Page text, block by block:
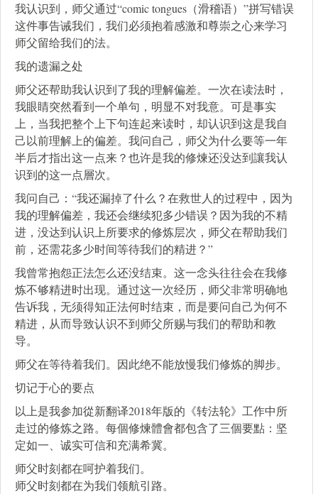
我认识到，师父通过“comic tongues（滑稽语）”拼写错误
这件事告诫我们，我们必须抱着感激和尊崇之心来学习
师父留给我们的法。
我的遗漏之处
师父还帮助我认识到了我的理解偏差。一次在读法时，
我眼睛突然看到一个单句，明显不对我意。可是事实
上，当我把整个上下句连起来读时，却认识到这是我自
己以前理解上的偏差。我问自己，师父为什么要等一年
半后才指出这一点来？也许是我的修煉还没达到讓我认
识到的这一点層次。
我问自己：“我还漏掉了什么？在救世人的过程中，因为
我的理解偏差，我还会继续犯多少错误？因为我的不精
进，没达到认识上所要求的修炼层次，师父在帮助我们
前，还需花多少时间等待我们的精进？”
我曾常抱怨正法怎么还没结束。这一念头往往会在我修
炼不够精进时出现。通过这一次经历，师父非常明确地
告诉我，无须得知正法何时结束，而是要问自己为何不
精进，从而导致认识不到师父所赐与我们的帮助和教
导。
师父在等待着我们。因此绝不能放慢我们修炼的脚步。
切记于心的要点
以上是我参加從新翻译2018年版的《转法轮》工作中所
走过的修炼之路。每個修煉體會都包含了三個要點：坚
定如一、诚实可信和充满希冀。
师父时刻都在呵护着我们。
师父时刻都在为我们领航引路。